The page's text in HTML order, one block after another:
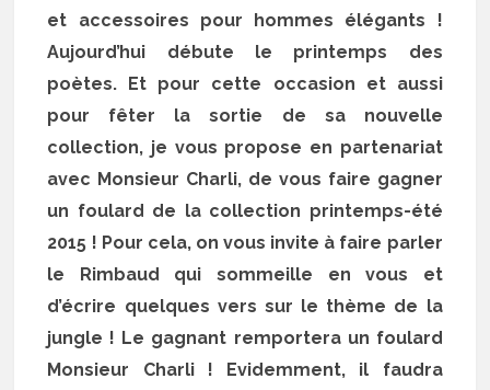
et accessoires pour hommes élégants !
Aujourd’hui débute le printemps des
poètes. Et pour cette occasion et aussi
pour fêter la sortie de sa nouvelle
collection, je vous propose en partenariat
avec Monsieur Charli, de vous faire gagner
un foulard de la collection printemps-été
2015 ! Pour cela, on vous invite à faire parler
le Rimbaud qui sommeille en vous et
d’écrire quelques vers sur le thème de la
jungle ! Le gagnant remportera un foulard
Monsieur Charli ! Evidemment, il faudra